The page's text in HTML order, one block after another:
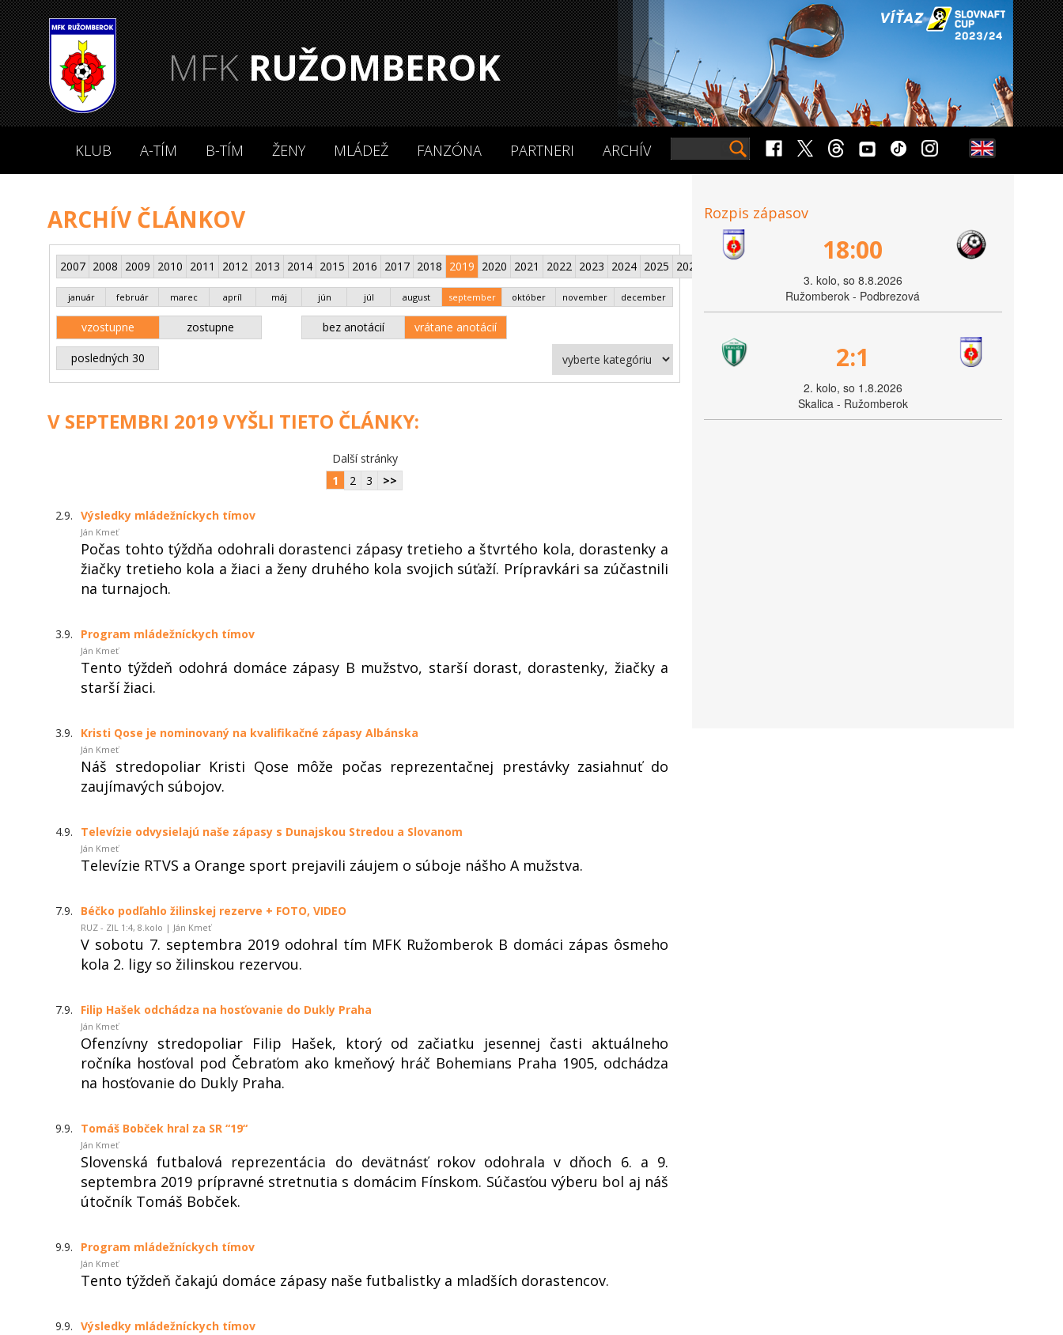
MFKRUŽOMBEROK
KLUB A-TÍM B-TÍM ŽENY MLÁDEŽ FANZÓNA PARTNERI ARCHÍV
ARCHÍV ČLÁNKOV
2007 2008 2009 2010 2011 2012 2013 2014 2015 2016 2017 2018 2019 2020 2021 2022 2023 2024 2025 2026
január február marec apríl máj jún júl august september október november december
vzostupne zostupne bez anotácií vrátane anotácií
posledných 30
V SEPTEMBRI 2019 VYŠLI TIETO ČLÁNKY:
Další stránky
1
2 3 >>
2.9. Výsledky mládežníckych tímov
Ján Kmeť
Počas tohto týždňa odohrali dorastenci zápasy tretieho a štvrtého kola, dorastenky a
žiačky tretieho kola a žiaci a ženy druhého kola svojich súťaží. Prípravkári sa zúčastnili
na turnajoch.
3.9. Program mládežníckych tímov
Ján Kmeť
Tento týždeň odohrá domáce zápasy B mužstvo, starší dorast, dorastenky, žiačky a
starší žiaci.
3.9. Kristi Qose je nominovaný na kvalifikačné zápasy Albánska
Ján Kmeť
Náš stredopoliar Kristi Qose môže počas reprezentačnej prestávky zasiahnuť do
zaujímavých súbojov.
4.9. Televízie odvysielajú naše zápasy s Dunajskou Stredou a Slovanom
Ján Kmeť
Televízie RTVS a Orange sport prejavili záujem o súboje nášho A mužstva.
7.9. Béčko podľahlo žilinskej rezerve + FOTO, VIDEO
RUZ - ZIL 1:4, 8.kolo | Ján Kmeť
V sobotu 7. septembra 2019 odohral tím MFK Ružomberok B domáci zápas ôsmeho
kola 2. ligy so žilinskou rezervou.
7.9. Filip Hašek odchádza na hosťovanie do Dukly Praha
Ján Kmeť
Ofenzívny stredopoliar Filip Hašek, ktorý od začiatku jesennej časti aktuálneho
ročníka hosťoval pod Čebraťom ako kmeňový hráč Bohemians Praha 1905, odchádza
na hosťovanie do Dukly Praha.
9.9. Tomáš Bobček hral za SR “19“
Ján Kmeť
Slovenská futbalová reprezentácia do devätnásť rokov odohrala v dňoch 6. a 9.
septembra 2019 prípravné stretnutia s domácim Fínskom. Súčasťou výberu bol aj náš
útočník Tomáš Bobček.
9.9. Program mládežníckych tímov
Ján Kmeť
Tento týždeň čakajú domáce zápasy naše futbalistky a mladších dorastencov.
9.9. Výsledky mládežníckych tímov
Rozpis zápasov
18:00
3. kolo, so 8.8.2026
Ružomberok - Podbrezová
2:1
2. kolo, so 1.8.2026
Skalica - Ružomberok